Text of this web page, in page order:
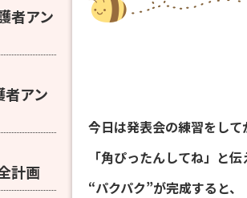
者アン
アン
計画
今日は発表会の練習をして
「角ぴったんしてね」と
“パクパク”が完成すると